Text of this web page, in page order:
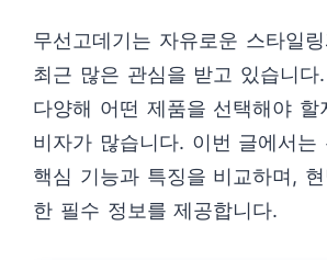
무선고데기는 자유로운 스타일
최근 많은 관심을 받고 있습니다
다양해 어떤 제품을 선택해야 할
비자가 많습니다. 이번 글에서는
핵심 기능과 특징을 비교하며,
한 필수 정보를 제공합니다.